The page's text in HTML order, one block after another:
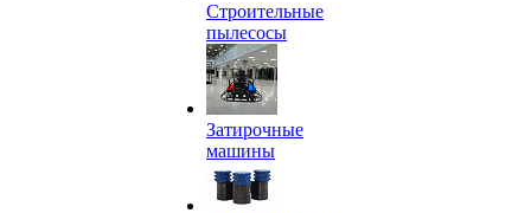
Строительные
пылесосы
Затирочные
машины